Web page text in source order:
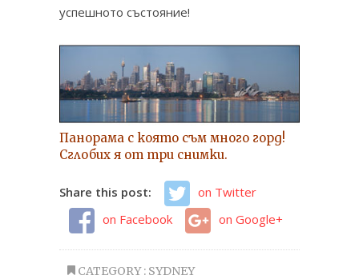
успешното състояние!
Панорама с която съм много горд!
Сглобих я от три снимки.
Share this post:
on Twitter
on Facebook
on Google+
CATEGORY : SYDNEY